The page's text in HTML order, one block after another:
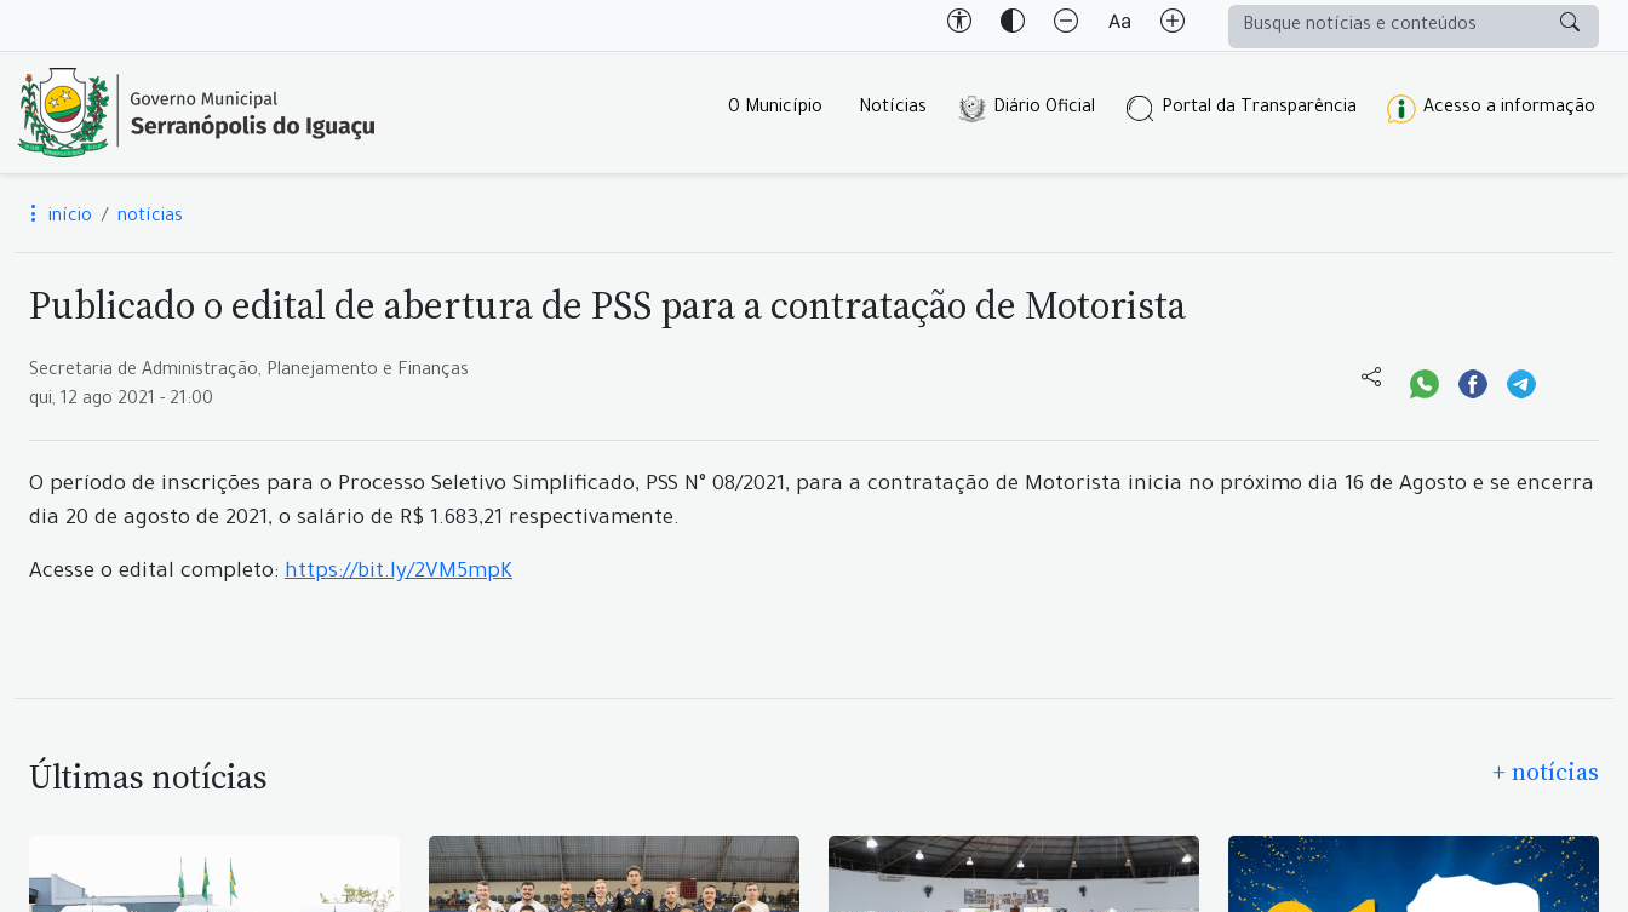
O Município Notícias Diário Oficial Portal da Transparência Acesso a informação
início notícias
Publicado o edital de abertura de PSS para a contratação de Motorista
Secretaria de Administração, Planejamento e Finanças
qui, 12 ago 2021 - 21:00
O período de inscrições para o Processo Seletivo Simplificado, PSS N° 08/2021, para a contratação de Motorista inicia no próximo dia 16 de Agosto e se encerra
dia 20 de agosto de 2021, o salário de R$ 1.683,21 respectivamente.
Acesse o edital completo: https://bit.ly/2VM5mpK
Últimas notícias + notícias